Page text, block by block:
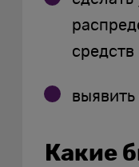
средств
Какие